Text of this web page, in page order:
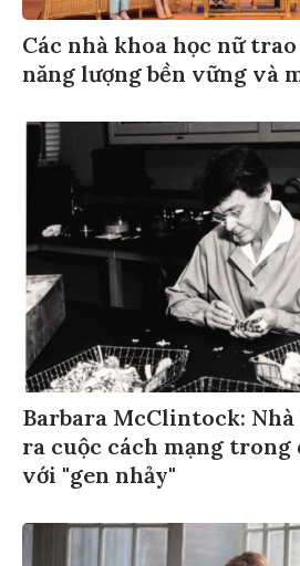
Các nhà khoa học nữ
năng lượng bền vững và
Barbara McClintock:
ra cuộc cách mạng
với "gen nhảy"